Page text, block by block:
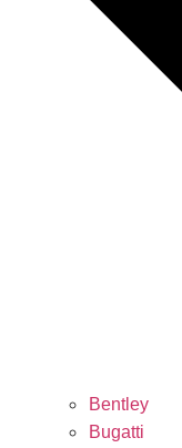
Bentley
Bugatti